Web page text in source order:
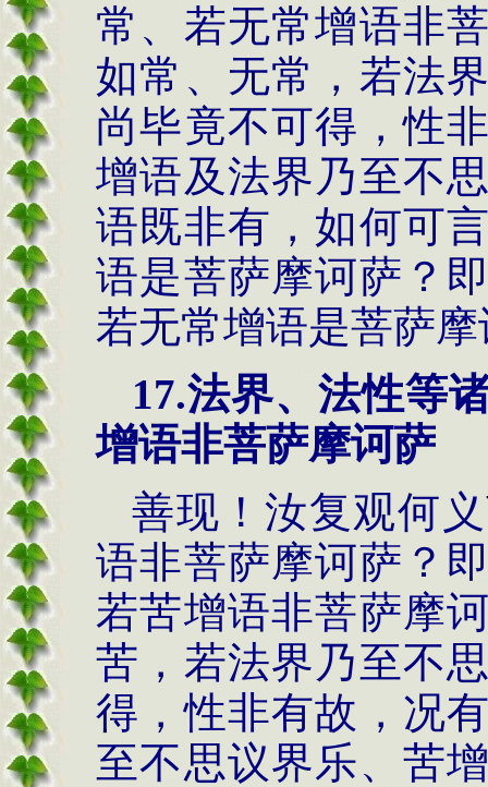
常、若无常增语非
如常、无常，若法
尚毕竟不可得，性
增语及法界乃至不
语既非有，如何可
语是菩萨摩诃萨？
若无常增语是菩萨
17.法界、法性等
增语非菩萨摩诃萨
善现！汝复观何
语非菩萨摩诃萨？
若苦增语非菩萨摩
苦，若法界乃至不
得，性非有故，况
至不思议界乐、苦